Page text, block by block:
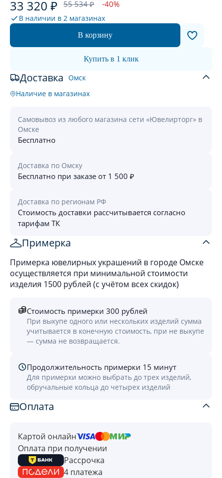
33 320 ₽ 55 534 ₽ -40%
В наличии в 2 магазинах
В корзину
Купить в 1 клик
Доставка Омск
Наличие в магазинах
Самовывоз из любого магазина сети «Ювелирторг» в
Омске
Бесплатно
Доставка по Омску
Бесплатно при заказе от 1 500 ₽
Доставка по регионам РФ
Стоимость доставки рассчитывается согласно
тарифам ТК
Примерка
Примерка ювелирных украшений в городе Омске
осуществляется при минимальной стоимости
изделия 1500 рублей (с учётом всех скидок)
Стоимость примерки 300 рублей
При выкупе одного или нескольких изделий сумма
учитывается в конечную стоимость, при не выкупе
— сумма не возвращается.
Продолжительность примерки 15 минут
Для примерки можно выбрать до трех изделий,
обручальные кольца до четырех изделий
Оплата
Картой онлайн
Оплата при получении
Рассрочка
4 платежа